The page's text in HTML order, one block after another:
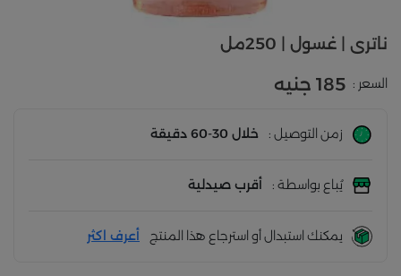
ناترى | غسول | 250مل
السعر : 185 جنيه
زمن التوصيل : خلال 30-60 دقيقة
يُباع بواسطة : أقرب صيدلية
يمكنك استبدال أو استرجاع هذا المنتج أعرف اكثر